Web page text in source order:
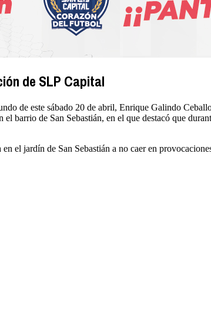
de SLP Capital
de este sábado 20 de abril, Enrique Galindo
barrio de San Sebastián, en el que destacó que
el jardín de San Sebastián a no caer en